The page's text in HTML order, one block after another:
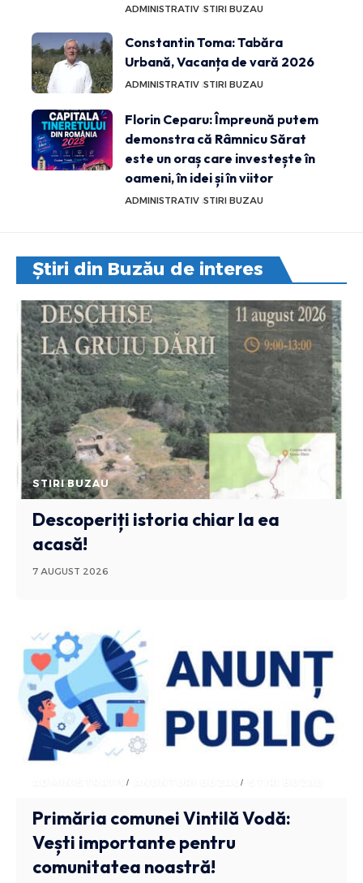
ADMINISTRATIV STIRI BUZAU
Constantin Toma: Tabăra
Urbană, Vacanța de vară 2026
ADMINISTRATIV STIRI BUZAU
Florin Ceparu: Împreună putem
demonstra că Râmnicu Sărat
este un oraș care investește în
oameni, în idei și în viitor
ADMINISTRATIV STIRI BUZAU
Știri din Buzău de interes
STIRI BUZAU
Descoperiți istoria chiar la ea
acasă!
7 AUGUST 2026
ADMINISTRATIV ANUNTURI BUZAU
Primăria comunei Vintilă Vodă:
Vești importante pentru
comunitatea noastră!